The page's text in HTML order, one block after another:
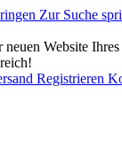
Zur Suche
Website
Registrieren